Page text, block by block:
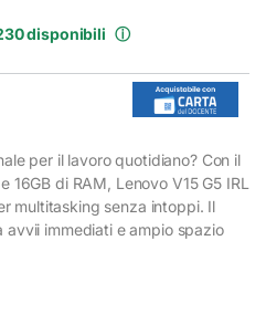
disponibili ⓘ
per il lavoro quotidiano? Con il
di RAM, Lenovo V15 G5 IRL
multitasking senza intoppi. Il
avvii immediati e ampio spazio